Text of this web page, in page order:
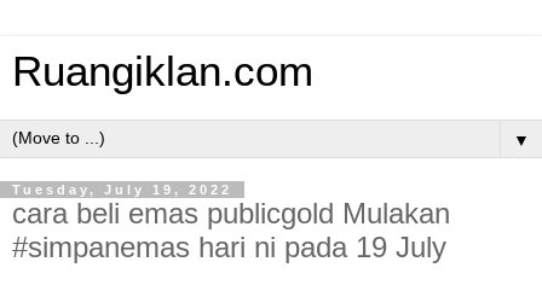
Ruangiklan.com
▼
Tuesday, July 19, 2022
cara beli emas publicgold Mulakan
#simpanemas hari ni pada 19 July